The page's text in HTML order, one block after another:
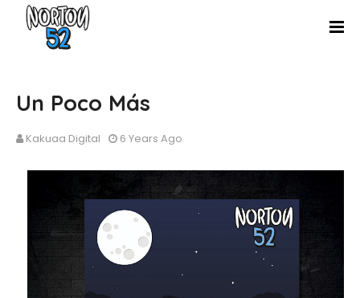
Un Poco Más
Kakuaa Digital 6 Years Ago